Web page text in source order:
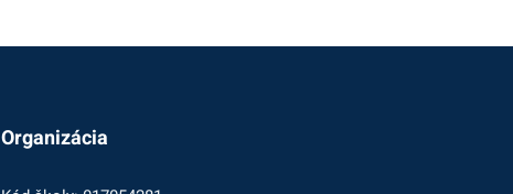
Organizácia